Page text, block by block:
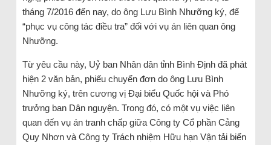
tháng 7/2016 đến nay, do ông Lưu Bình Nhưỡng ký, để
“phục vụ công tác điều tra” đối với vụ án liên quan ông
Nhưỡng.
Từ yêu cầu này, Uỷ ban Nhân dân tỉnh Bình Định đã phát
hiện 2 văn bản, phiếu chuyển đơn do ông Lưu Bình
Nhưỡng ký, trên cương vị Đại biểu Quốc hội và Phó
trưởng ban Dân nguyện. Trong đó, có một vụ việc liên
quan đến vụ án tranh chấp giữa Công ty Cổ phần Cảng
Quy Nhơn và Công ty Trách nhiệm Hữu hạn Vận tải biển